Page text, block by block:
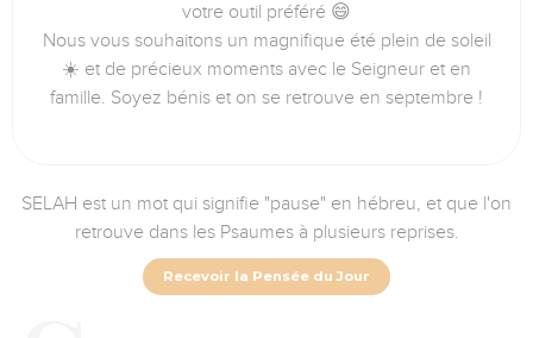
votre outil préféré 😄
Nous vous souhaitons un magnifique été plein de soleil
☀️ et de précieux moments avec le Seigneur et en
famille. Soyez bénis et on se retrouve en septembre !
SELAH est un mot qui signifie "pause" en hébreu, et que l'on
retrouve dans les Psaumes à plusieurs reprises.
Recevoir la Pensée du Jour